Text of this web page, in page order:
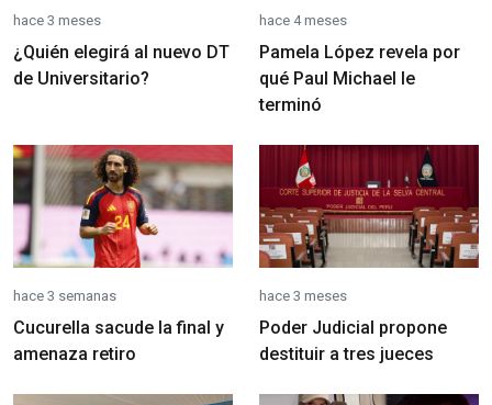
hace 3 meses
¿Quién elegirá al nuevo DT
de Universitario?
hace 4 meses
Pamela López revela por
qué Paul Michael le
terminó
hace 3 semanas
Cucurella sacude la final y
amenaza retiro
hace 3 meses
Poder Judicial propone
destituir a tres jueces